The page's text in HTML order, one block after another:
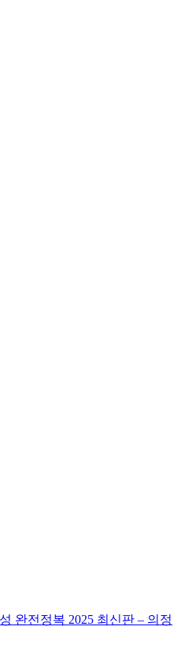
완전정복 2025 최신판 – 의정